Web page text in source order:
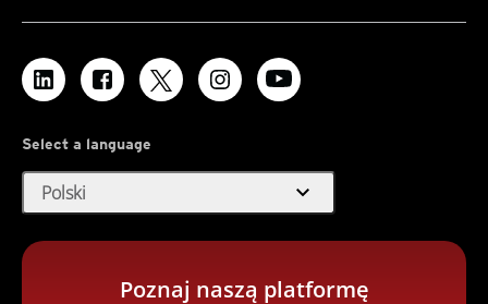
Select a language
Polski expand_more
Poznaj naszą platformę